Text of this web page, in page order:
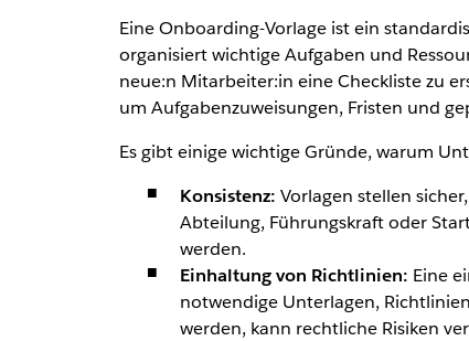
Eine Onboarding-Vorlage ist ein
organisiert wichtige Aufgaben und
neue:n Mitarbeiter:in eine Checkliste zu
um Aufgabenzuweisungen, Fristen und
Es gibt einige wichtige Gründe, warum
Konsistenz: Vorlagen stellen
Abteilung, Führungskraft oder
werden.
Einhaltung von Richtlinien: Eine
notwendige Unterlagen,
werden, kann rechtliche Risiken